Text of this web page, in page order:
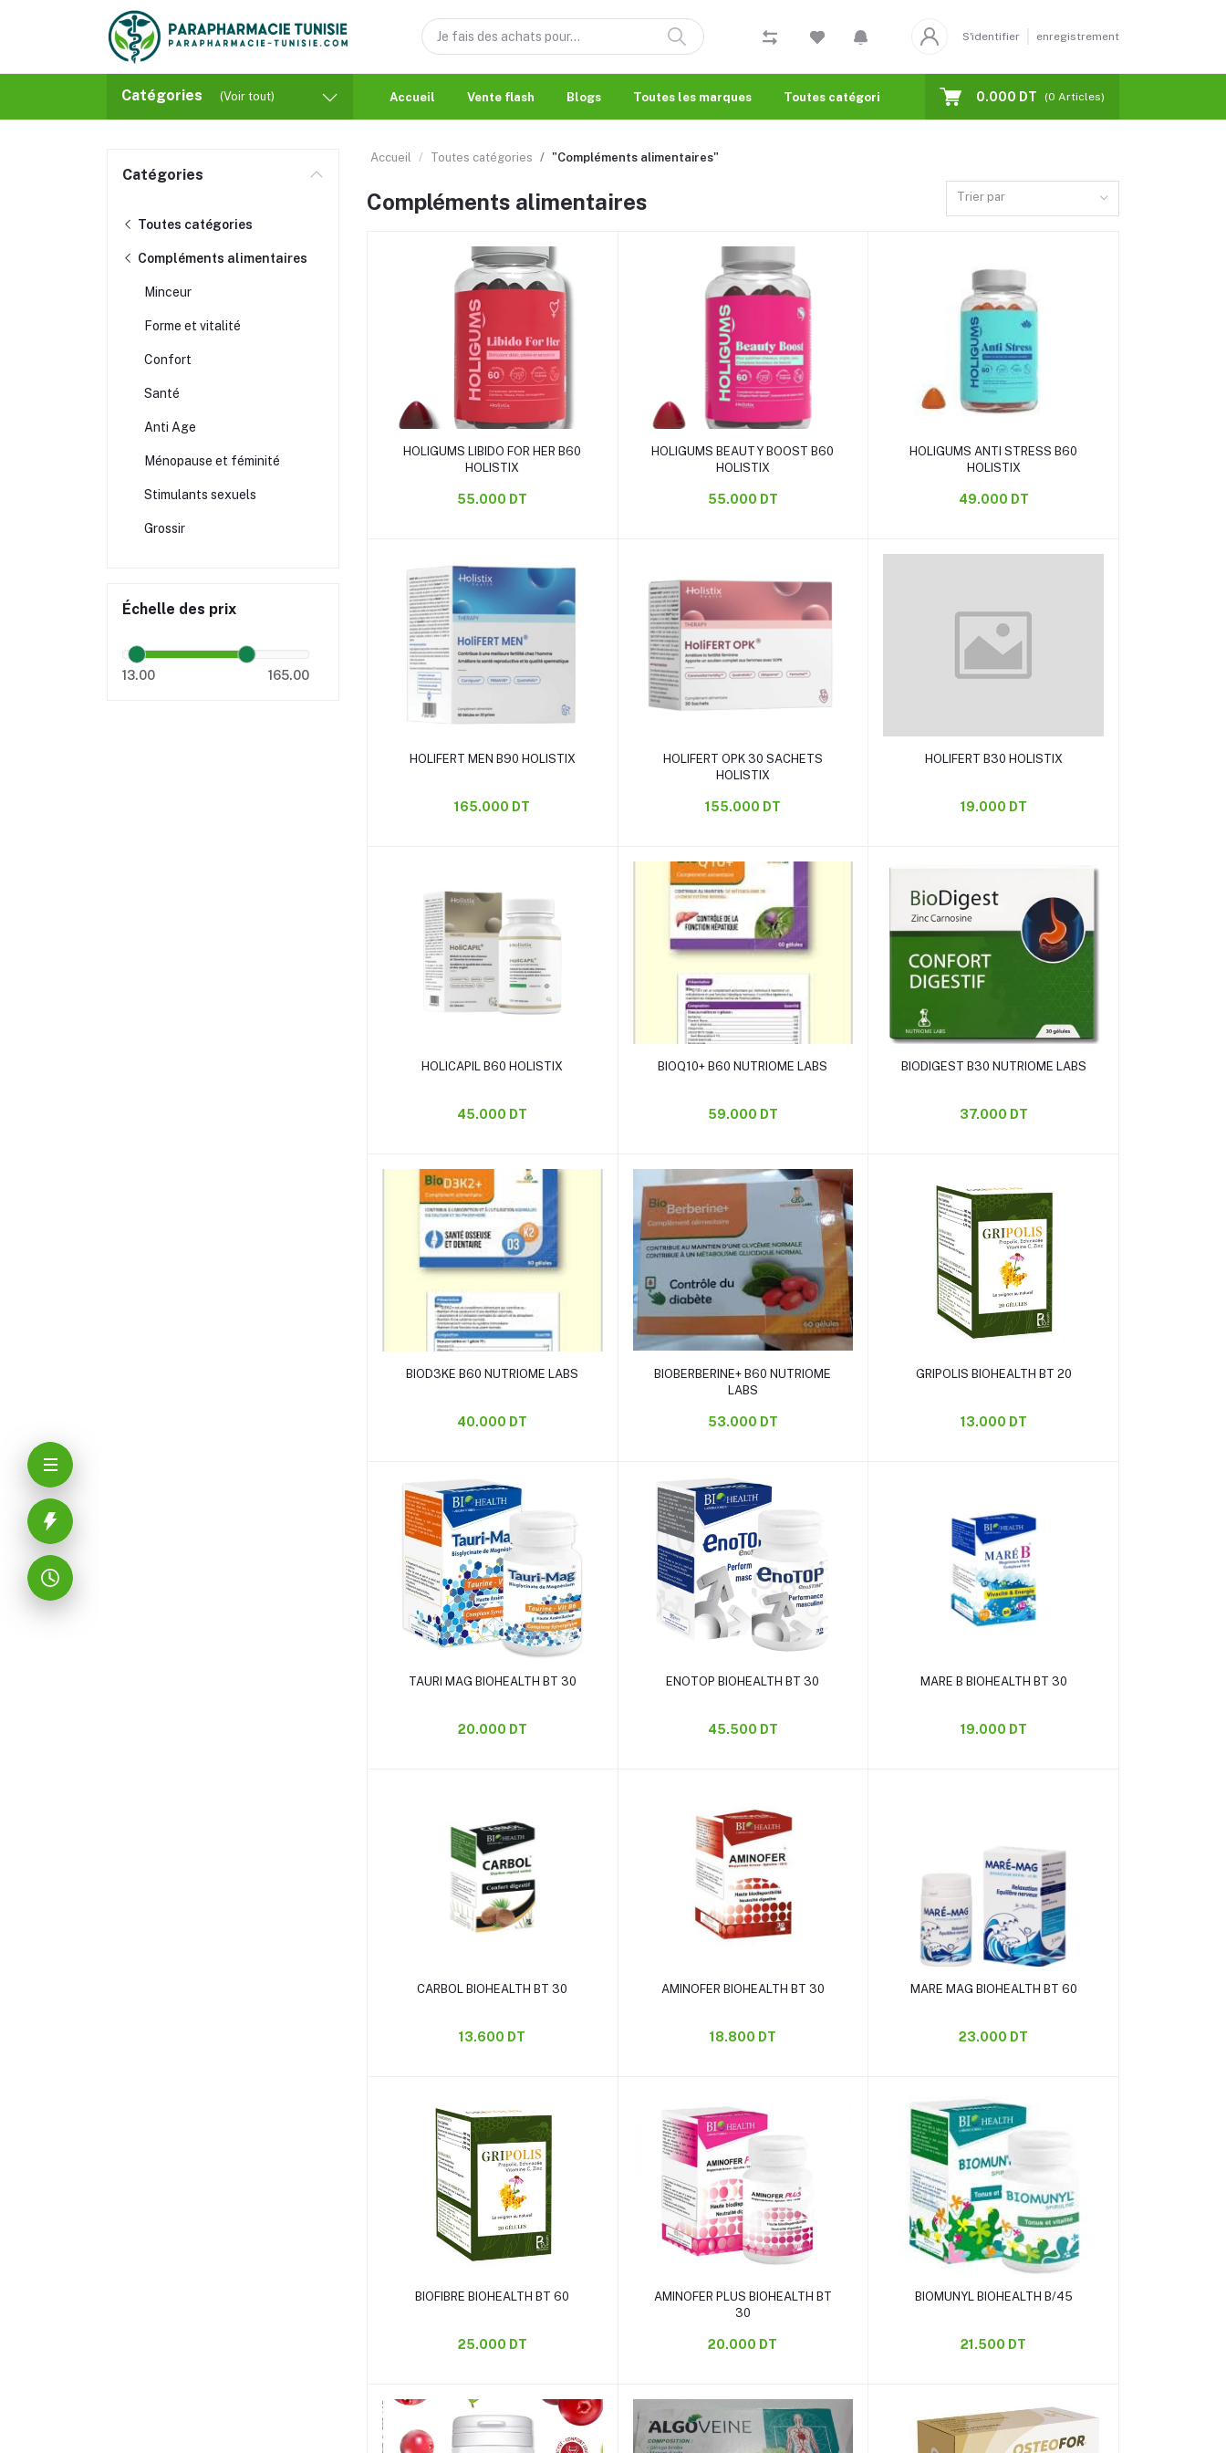
S'identifier enregistrement
Catégories (Voir tout) Accueil Vente flash Blogs Toutes les marques Toutes catégories 0.000 DT (0 Articles)
Catégories
Toutes catégories
Compléments alimentaires
Minceur
Forme et vitalité
Confort
Santé
Anti Age
Ménopause et féminité
Stimulants sexuels
Grossir
Échelle des prix
13.00 165.00
Accueil Toutes catégories "Compléments alimentaires"
Compléments alimentaires Trier par
Ajouter au panier
HOLIGUMS LIBIDO FOR HER B60
HOLISTIX
55.000 DT
Ajouter au panier
HOLIGUMS BEAUTY BOOST B60
HOLISTIX
55.000 DT
Ajouter au panier
HOLIGUMS ANTI STRESS B60
HOLISTIX
49.000 DT
Ajouter au panier
HOLIFERT MEN B90 HOLISTIX
165.000 DT
Ajouter au panier
HOLIFERT OPK 30 SACHETS
HOLISTIX
155.000 DT
Ajouter au panier
HOLIFERT B30 HOLISTIX
19.000 DT
Ajouter au panier
HOLICAPIL B60 HOLISTIX
45.000 DT
Ajouter au panier
BIOQ10+ B60 NUTRIOME LABS
59.000 DT
Ajouter au panier
BIODIGEST B30 NUTRIOME LABS
37.000 DT
Ajouter au panier
BIOD3KE B60 NUTRIOME LABS
40.000 DT
Ajouter au panier
BIOBERBERINE+ B60 NUTRIOME
LABS
53.000 DT
Ajouter au panier
GRIPOLIS BIOHEALTH BT 20
13.000 DT
Ajouter au panier
TAURI MAG BIOHEALTH BT 30
20.000 DT
Ajouter au panier
ENOTOP BIOHEALTH BT 30
45.500 DT
Ajouter au panier
MARE B BIOHEALTH BT 30
19.000 DT
Ajouter au panier
CARBOL BIOHEALTH BT 30
13.600 DT
Ajouter au panier
AMINOFER BIOHEALTH BT 30
18.800 DT
Ajouter au panier
MARE MAG BIOHEALTH BT 60
23.000 DT
Ajouter au panier
BIOFIBRE BIOHEALTH BT 60
25.000 DT
Ajouter au panier
AMINOFER PLUS BIOHEALTH BT
30
20.000 DT
Ajouter au panier
BIOMUNYL BIOHEALTH B/45
21.500 DT